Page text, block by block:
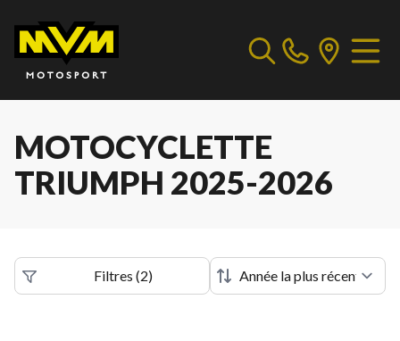
MOTOCYCLETTE
TRIUMPH 2025-2026
Filtres (2)